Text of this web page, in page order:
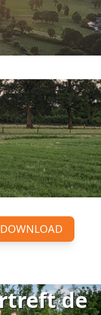
DOWNLOAD
de